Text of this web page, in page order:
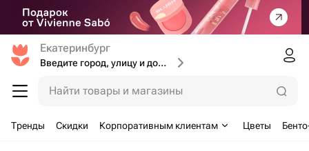
Екатеринбург
Введите город, улицу и дом доставки
Найти товары и магазины
Тренды Скидки Корпоративным клиентам Цветы